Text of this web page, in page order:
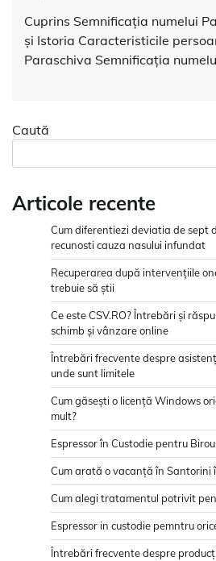
Cuprins Semnificația numelui
și Istoria Caracteristicile
Paraschiva Semnificația
Caută
Articole recente
Cum diferentiezi deviatia de sept
recunosti cauza nasului infundat
Recuperarea după intervențiile
trebuie să știi
Ce este CSV.RO? Întrebări și
schimb și vânzare online
Întrebări frecvente despre
unde sunt limitele
Cum găsești o licență Windows
mult?
Espressor în Custodie pentru
Cum arată o vacanță în Santorini
Cum alegi tratamentul potrivit
Espressor in custodie pemntru
Întrebări frecvente despre